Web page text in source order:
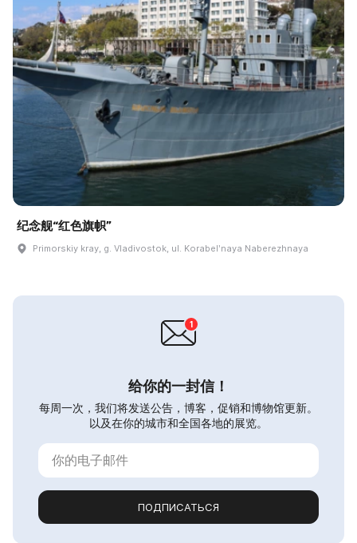
纪念舰“红色旗帜”
Primorskiy kray, g. Vladivostok, ul. Korabelʹnaya Naberezhnaya
给你的一封信！
每周一次，我们将发送公告，博客，促销和博物馆更新。
以及在你的城市和全国各地的展览。
ПОДПИСАТЬСЯ